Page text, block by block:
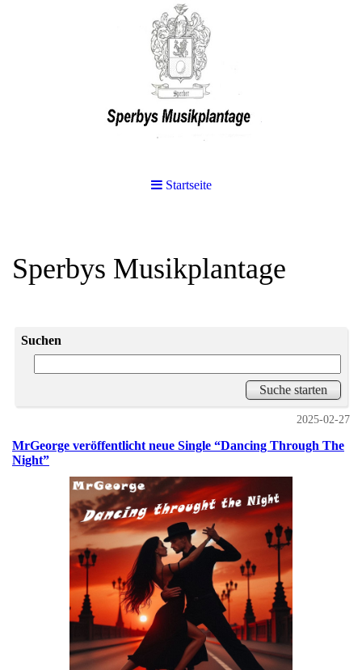
Startseite
Sperbys Musikplantage
Suchen
2025-02-27
MrGeorge veröffentlicht neue Single “Dancing Through The
Night”